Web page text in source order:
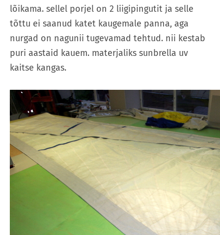
lõikama. sellel porjel on 2 liigipingutit ja selle
tõttu ei saanud katet kaugemale panna, aga
nurgad on nagunii tugevamad tehtud. nii kestab
puri aastaid kauem. materjaliks sunbrella uv
kaitse kangas.